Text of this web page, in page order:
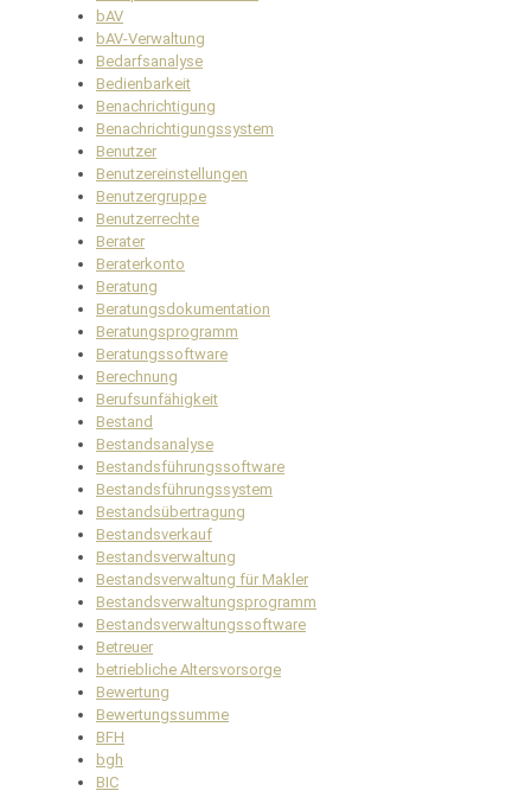
bAV
bAV-Verwaltung
Bedarfsanalyse
Bedienbarkeit
Benachrichtigung
Benachrichtigungssystem
Benutzer
Benutzereinstellungen
Benutzergruppe
Benutzerrechte
Berater
Beraterkonto
Beratung
Beratungsdokumentation
Beratungsprogramm
Beratungssoftware
Berechnung
Berufsunfähigkeit
Bestand
Bestandsanalyse
Bestandsführungssoftware
Bestandsführungssystem
Bestandsübertragung
Bestandsverkauf
Bestandsverwaltung
Bestandsverwaltung für Makler
Bestandsverwaltungsprogramm
Bestandsverwaltungssoftware
Betreuer
betriebliche Altersvorsorge
Bewertung
Bewertungssumme
BFH
bgh
BIC